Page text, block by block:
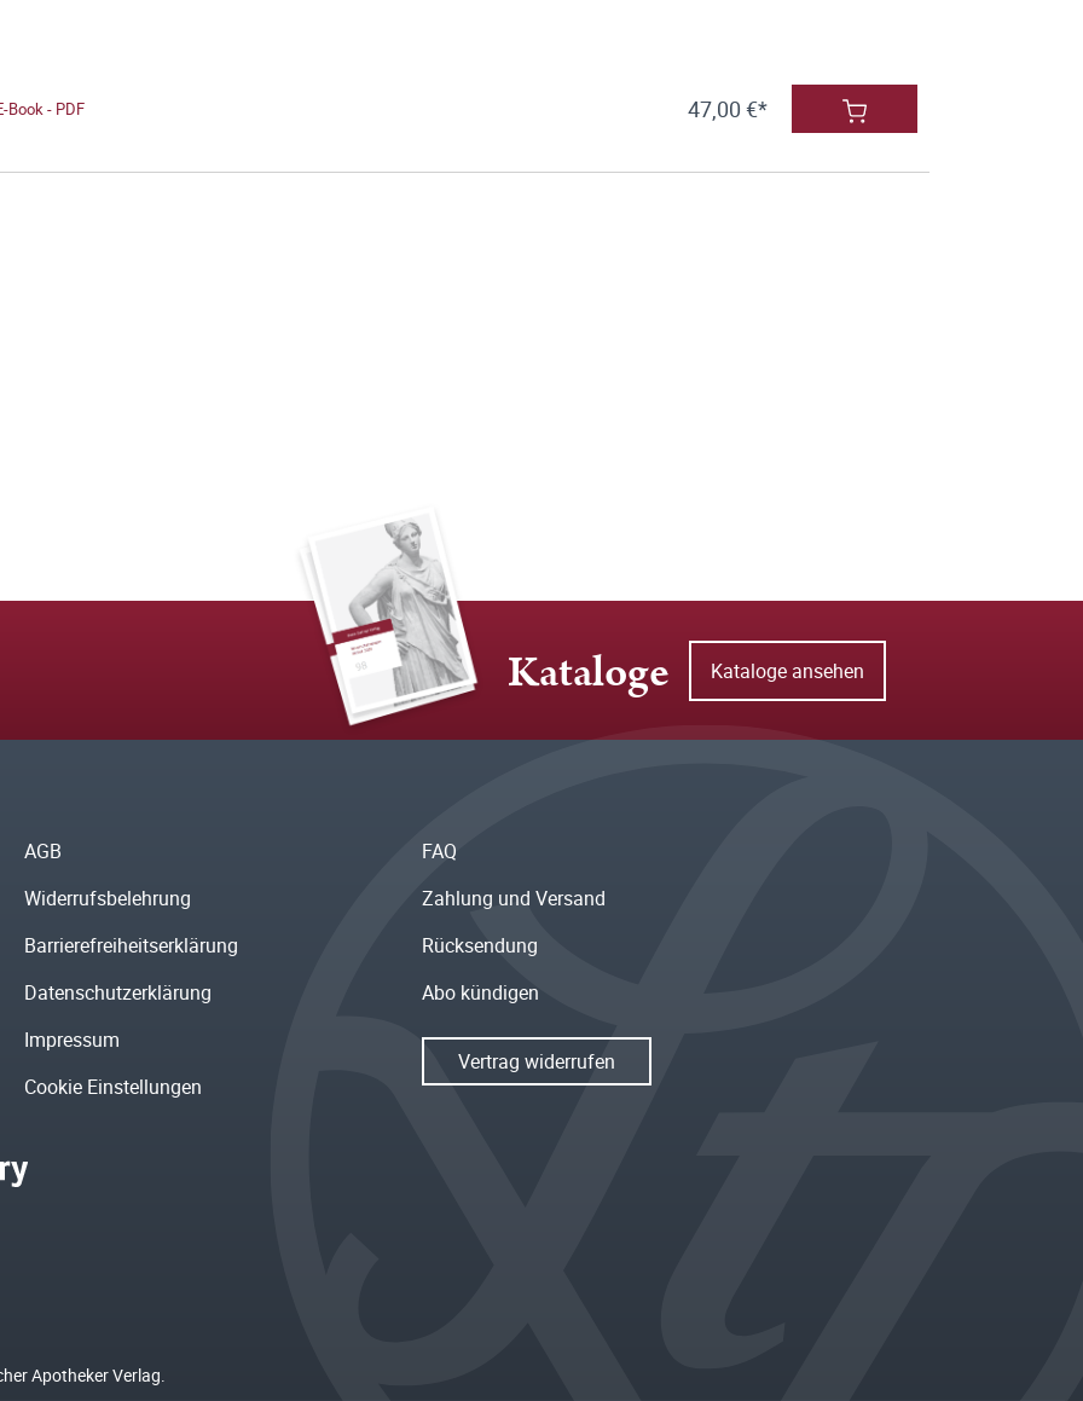
Book - PDF 47,00 €*
Kataloge Kataloge ansehen
AGB
Widerrufsbelehrung
Barrierefreiheitserklärung
Datenschutzerklärung
Impressum
Cookie Einstellungen
FAQ
Zahlung und Versand
Rücksendung
Abo kündigen
Vertrag widerrufen
Apotheker Verlag.